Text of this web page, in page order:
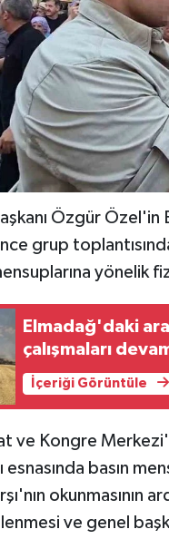
Özgür Özel'in
grup
yönelik
Elmadağ'daki
çalışmaları
İçeriği Görüntüle
ve Kongre
basın
okunmasının
ve genel